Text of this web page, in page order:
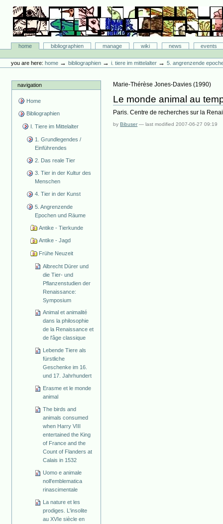
content.
navigation
Bibliographie-Portal
Sectionshome bibliographien manage wiki news
events
tools
you are here: home →bibliographien →i. tiere im mittelalter →5. angrenzende
navigation
Home
Bibliographien
I. Tiere im Mittelalter
1. Grundlegendes /
Einführendes
2. Das reale Tier
3. Tier in der Kultur des
Menschen
4. Tier in der Kunst
5. Angrenzende
Epochen und Räume
Antike - Tierkunde
Antike - Jagd
Frühe Neuzeit
Albrecht Dürer und
die Tier- und
Pflanzenstudien der
Renaissance:
Symposium
Animal et animalité
dans la philosophie
de la Renaissance et
de l'âge classique
Lebende Tiere als
fürstliche
Geschenke im 16.
und 17. Jahrhundert
Erasme et le monde
animal
The birds and
animals consumed
when Harry VIII
entertained the King
of France and the
Count of Flanders at
Calais in 1532
Uomo e animale
noll'emblematica
rinascimentale
La nature et les
prodiges. L'insolite
au XVIe siècle en
Marie-Thérèse Jones-Davies (1990)
Le monde animal au
Paris. Centre de recherches sur la
byBibuser —last modified2007-06-27 09:19